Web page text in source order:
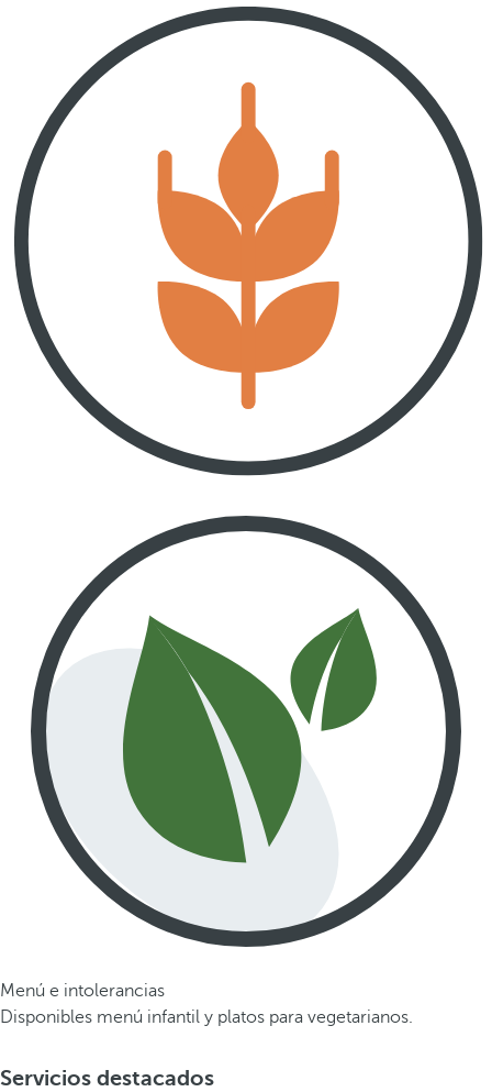
Menú e intolerancias
Disponibles menú infantil y platos para vegetarianos.
Servicios destacados